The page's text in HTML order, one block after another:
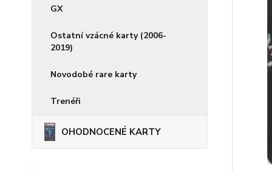
GX
Ostatní vzácné karty (2006-
2019)
Novodobé rare karty
Trenéři
OHODNOCENÉ KARTY